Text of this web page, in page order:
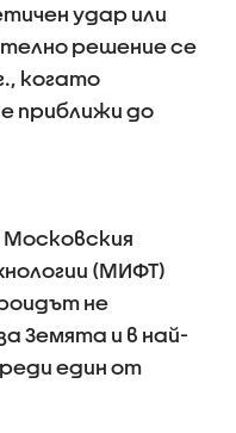
удар или
решение се
когато
приближи до
(МИФТ)
не
Земята и в най-
един от